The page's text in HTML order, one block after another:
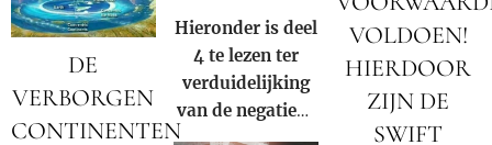
door Donald
Trump op basis
van Executive
Order 13818.
DE
VERBORGEN
CONTINENTEN
Hieronder is deel
4 te lezen ter
verduidelijking
van de negatieve
rol en
VOLDOEN!
HIERDOOR
ZIJN DE
SWIFT